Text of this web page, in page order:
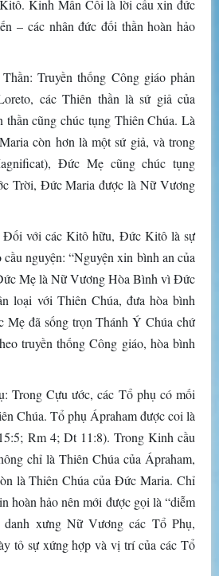
Kinh Mân Côi là lời cầu xin đức
– các nhân đức đối thần hoàn hảo
Truyền thống Công giáo phản
các Thiên thần là sứ giả của
thần cũng chúc tụng Thiên Chúa. Là
còn hơn là một sứ giả, và trong
Đức Mẹ cũng chúc tụng
Trời, Đức Maria được là Nữ Vương
với các Kitô hữu, Đức Kitô là sự
nguyện: “Nguyện xin bình an của
Mẹ là Nữ Vương Hòa Bình vì Đức
loại với Thiên Chúa, đưa hòa bình
đã sống trọn Thánh Ý Chúa chứ
truyền thống Công giáo, hòa bình
Trong Cựu ước, các Tổ phụ có mối
Chúa. Tổ phụ Ápraham được coi là
Rm 4; Dt 11:8). Trong Kinh cầu
chỉ là Thiên Chúa của Ápraham,
là Thiên Chúa của Đức Maria. Chỉ
hoàn hảo nên mới được gọi là “diễm
xưng Nữ Vương các Tổ Phụ,
tỏ sự xứng hợp và vị trí của các Tổ